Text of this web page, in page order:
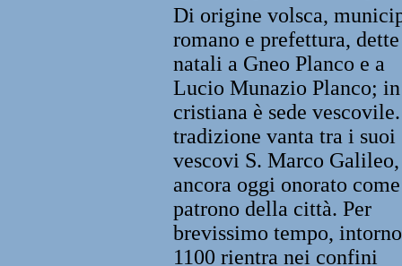
Di origine volsca,
romano e prefettura,
natali a Gneo Planco e a
Lucio Munazio Planco;
cristiana è sede
tradizione vanta tra i suoi
vescovi S. Marco Galileo,
ancora oggi onorato come
patrono della città. Per
brevissimo tempo,
1100 rientra nei confini